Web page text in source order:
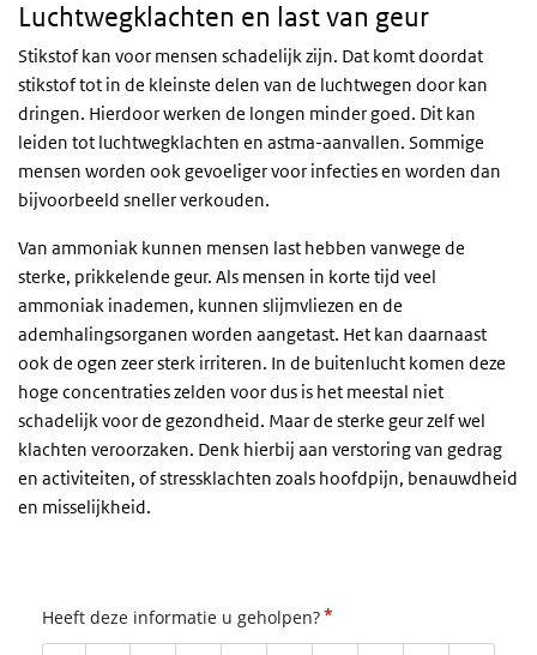
Luchtwegklachten en last van geur
Stikstof kan voor mensen schadelijk zijn. Dat komt doordat
stikstof tot in de kleinste delen van de luchtwegen door kan
dringen. Hierdoor werken de longen minder goed. Dit kan
leiden tot luchtwegklachten en astma-aanvallen. Sommige
mensen worden ook gevoeliger voor infecties en worden dan
bijvoorbeeld sneller verkouden.
Van ammoniak kunnen mensen last hebben vanwege de
sterke, prikkelende geur. Als mensen in korte tijd veel
ammoniak inademen, kunnen slijmvliezen en de
ademhalingsorganen worden aangetast. Het kan daarnaast
ook de ogen zeer sterk irriteren. In de buitenlucht komen deze
hoge concentraties zelden voor dus is het meestal niet
schadelijk voor de gezondheid. Maar de sterke geur zelf wel
klachten veroorzaken. Denk hierbij aan verstoring van gedrag
en activiteiten, of stressklachten zoals hoofdpijn, benauwdheid
en misselijkheid.
Heeft deze informatie u geholpen?*